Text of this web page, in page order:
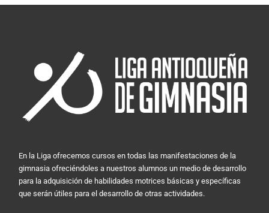
En la Liga ofrecemos cursos en todas las manifestaciones de la
gimnasia ofreciéndoles a nuestros alumnos un medio de desarrollo
para la adquisición de habilidades motrices básicas y específicas
que serán útiles para el desarrollo de otras actividades.